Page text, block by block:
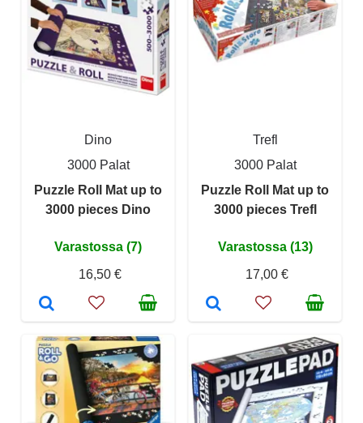
Dino
3000 Palat
Puzzle Roll Mat up to
3000 pieces Dino
Varastossa (7)
16,50 €
Trefl
3000 Palat
Puzzle Roll Mat up to
3000 pieces Trefl
Varastossa (13)
17,00 €